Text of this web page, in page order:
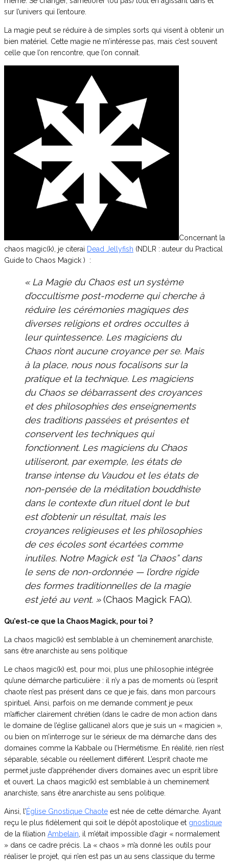
sur l’univers qui l’entoure.
La magie peut se réduire à de simples sorts qui visent à obtenir un
bien matériel. Cette magie ne m’intéresse pas, mais c’est souvent
celle que l’on rencontre, que l’on connaît.
Concernant la
chaos magic(k), je citerai Dead Jellyfish (NDLR : auteur du Practical
Guide to Chaos Magick ) :
« La Magie du Chaos est un système
d’occultisme post-moderne qui cherche à
réduire les cérémonies magiques des
diverses religions et ordres occultes à
leur quintessence. Les magiciens du
Chaos n’ont aucune croyance per se. Mais
à la place, nous nous focalisons sur la
pratique et la technique. Les magiciens
du Chaos se débarrassent des croyances
et des philosophies des enseignements
des traditions passées et présentes et
conservent les techniques qui
fonctionnent. Les magiciens du Chaos
utiliseront, par exemple, les états de
transe intense du Vaudou et les états de
non-pensée de la méditation bouddhiste
dans le contexte d’un rituel dont le but
est d’obtenir un résultat, mais les
croyances religieuses et les philosophies
de ces écoles sont écartées comme
inutiles. Notre Magick est “la Chaos” dans
le sens de non-ordonnée — l’ordre rigide
des formes traditionnelles de la magie
est jeté au vent. »(Chaos Magick FAQ).
Qu’est-ce que la Chaos Magick, pour toi ?
La chaos magic(k) est semblable à un cheminement anarchiste,
sans être anarchiste au sens politique
Le chaos magic(k) est, pour moi, plus une philosophie intégrée
qu’une démarche particulière : il n’y a pas de moments où l’esprit
chaote n’est pas présent dans ce que je fais, dans mon parcours
spirituel. Ainsi, parfois on me demande comment je peux
m’afficher clairement chrétien (dans le cadre de mon action dans
le domaine de l’église gallicane) alors que je suis un « magicien »,
ou bien on m’interroge sur le sérieux de ma démarche dans des
domaines comme la Kabbale ou l’Hermétisme. En réalité, rien n’est
séparable, sécable ou réellement différent. L’esprit chaote me
permet juste d’appréhender divers domaines avec un esprit libre
et ouvert. La chaos magic(k) est semblable à un cheminement
anarchiste, sans être anarchiste au sens politique.
Ainsi, l’Église Gnostique Chaote est née de cette démarche. Ayant
reçu le plus fidèlement qui soit le dépôt apostolique et gnostique
de la filiation Ambelain , il m’était impossible d’agir « normalement
» dans ce cadre précis. La « chaos » m’a donné les outils pour
réaliser le projet, qui n’en est pas un au sens classique du terme